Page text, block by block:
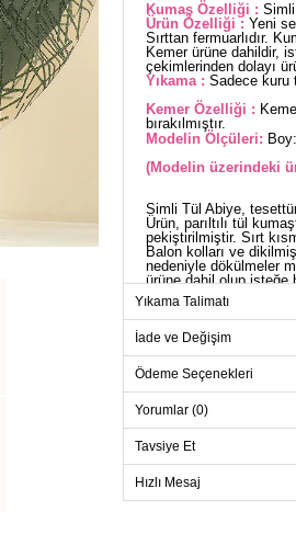
Kumaş Özelliği :
Ürün Özelliği : Yeni
Sırttan fermuarlıdır.
Kemer ürüne dahildir,
çekimlerinden dolayı
Yıkama : Sadece kuru
Kemer Özelliği :
bırakılmıştır.
Modelin Ölçüleri:
(Modelin üzerindeki
Simli Tül Abiye,
Ürün, parıltılı tül
pekiştirilmiştir. Sırt
Balon kolları ve
nedeniyle dökülmeler
ürüne dahil olup isteğe
Beden
38
40
Yıkama Talimatı
İade ve Değişim
Ödeme Seçenekleri
Yorumlar (0)
Tavsiye Et
Hızlı Mesaj